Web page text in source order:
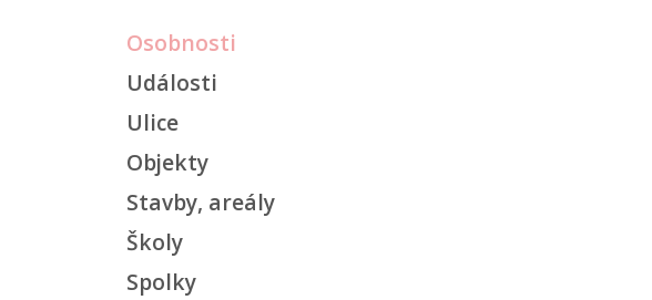
Osobnosti
Události
Ulice
Objekty
Stavby, areály
Školy
Spolky